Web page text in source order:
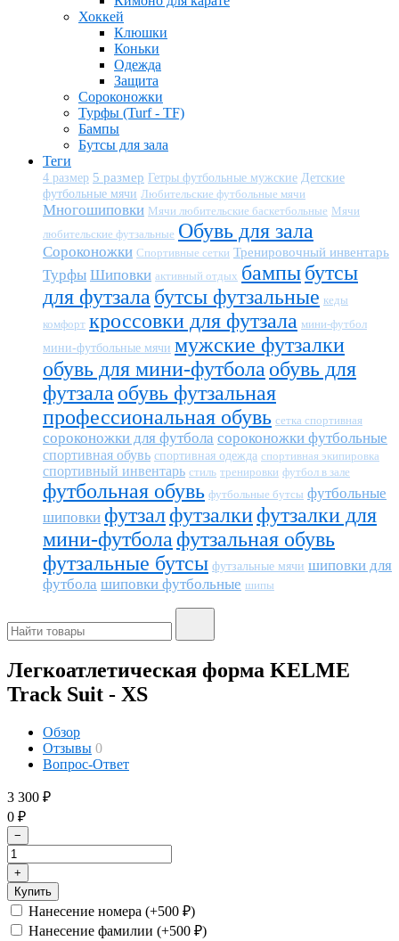
Хоккей
Клюшки
Коньки
Одежда
Защита
Сороконожки
Турфы (Turf - TF)
Бампы
Бутсы для зала
Теги
4 размер 5 размер Гетры футбольные мужские Детские
футбольные мячи Любительские футбольные мячи
Многошиповки Мячи любительские баскетбольные Мячи
любительские футзальные Обувь для зала
Сороконожки Спортивные сетки Тренировочный инвентарь
Турфы Шиповки активный отдых бампыбутсы
для футзала бутсы футзальные кеды
комфорт кроссовки для футзала мини-футбол
мини-футбольные мячи мужские футзалки
обувь для мини-футбола обувь для
футзала обувь футзальная
профессиональная обувь сетка спортивная
сороконожки для футбола сороконожки футбольные
спортивная обувь спортивная одежда спортивная экипировка
спортивный инвентарь стиль тренировки футбол в зале
футбольная обувь футбольные бутсы футбольные
шиповки футзалфутзалкифутзалки для
мини-футбола футзальная обувь
футзальные бутсы футзальные мячи шиповки для
футбола шиповки футбольные шипы
Легкоатлетическая форма KELME
Track Suit - XS
Обзор
Отзывы 0
Вопрос-Ответ
3 300 ₽
0 ₽
−
+
Купить
Нанесение номера (+500 ₽)
Нанесение фамилии (+500 ₽)